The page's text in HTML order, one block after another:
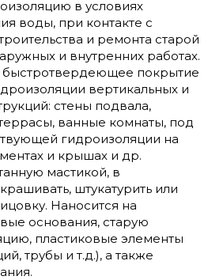
в условиях
воды, при контакте с
и ремонта старой
и внутренних работах.
быстротвердеющее покрытие
вертикальных и
стены подвала,
ванные комнаты, под
гидроизоляции на
и крышах и др.
мастикой, в
штукатурить или
Наносится на
основания, старую
пластиковые элементы
трубы и т.д.), а также